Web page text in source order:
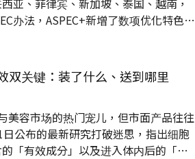
亚、菲律宾、新加坡、泰国、越南，
办法，ASPEC+新增了数项优化特色，
，挑出要参加ASPEC+的申请案。 所
双关键：装了什么、送到哪里
美容市场的热门宠儿，但市面产品往往
公布的最新研究打破迷思，指出细胞
「有效成分」以及进入体内后的「分